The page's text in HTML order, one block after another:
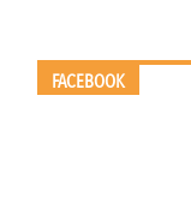
FACEBOOK